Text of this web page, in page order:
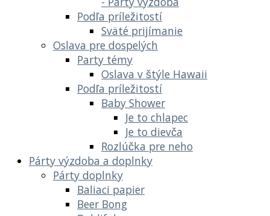
Podľa príležitostí
Sväté prijímanie
Oslava pre dospelých
Party témy
Oslava v štýle Hawaii
Podľa príležitostí
Baby Shower
Je to chlapec
Je to dievča
Rozlúčka pre neho
Párty výzdoba a doplnky
Párty doplnky
Baliaci papier
Beer Bong